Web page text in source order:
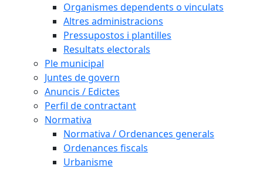
Organismes dependents o vinculats
Altres administracions
Pressupostos i plantilles
Resultats electorals
Ple municipal
Juntes de govern
Anuncis / Edictes
Perfil de contractant
Normativa
Normativa / Ordenances generals
Ordenances fiscals
Urbanisme